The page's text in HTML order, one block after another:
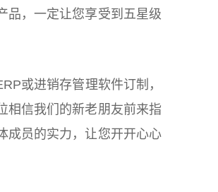
品，一定让您享受到五星级
或进销存管理软件订制，
相信我们的新老朋友前来指
成员的实力，让您开开心心